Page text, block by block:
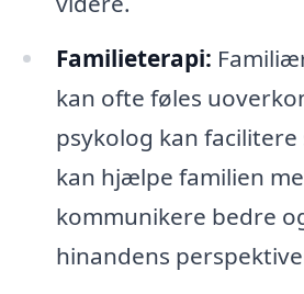
Familieterapi:
kan ofte føles
psykolog kan
kan hjælpe familien
kommunikere bedre
hinandens